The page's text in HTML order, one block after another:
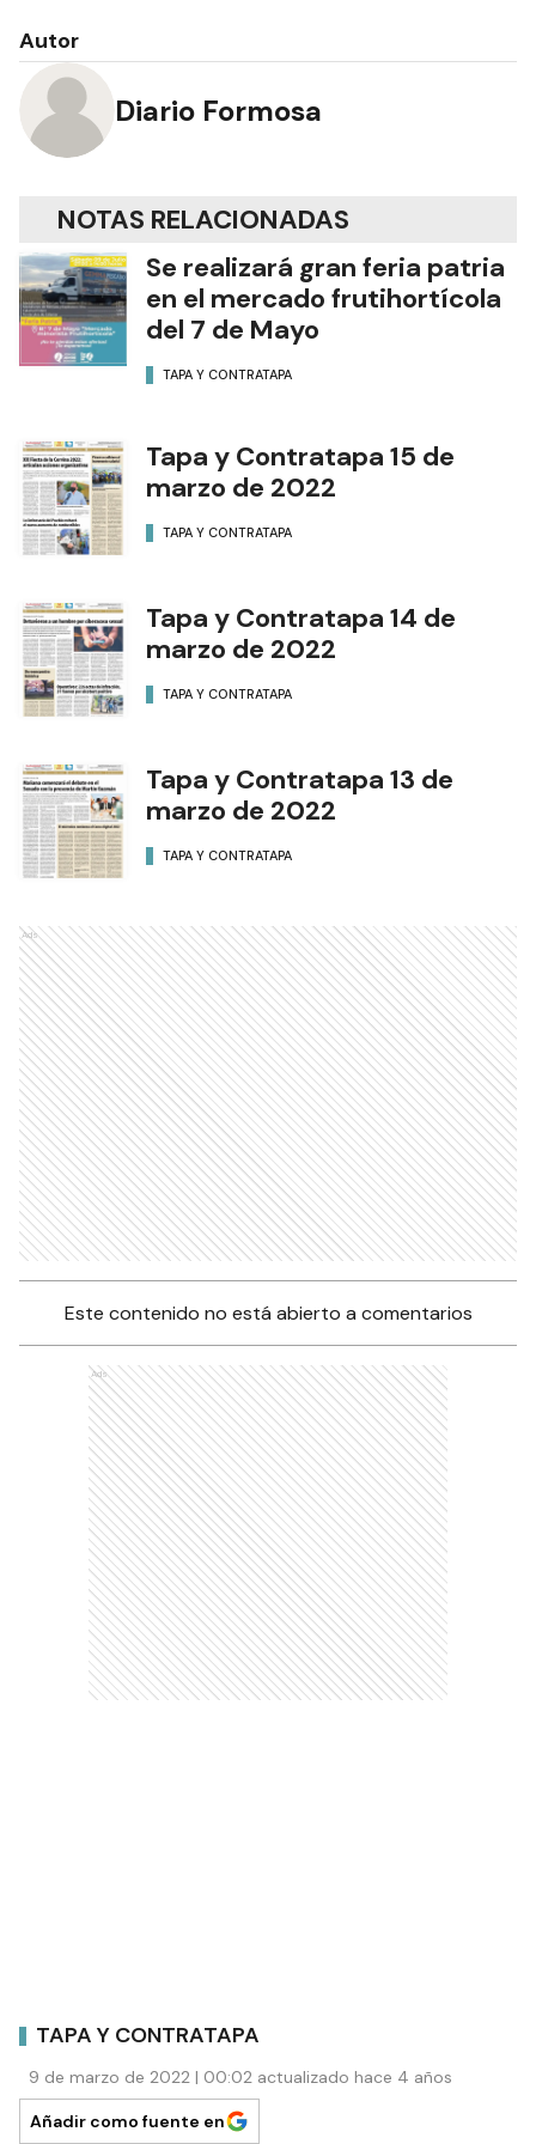
Autor
Diario Formosa
NOTAS RELACIONADAS
Se realizará gran feria patria
en el mercado frutihortícola
del 7 de Mayo
TAPA Y CONTRATAPA
Tapa y Contratapa 15 de
marzo de 2022
TAPA Y CONTRATAPA
Tapa y Contratapa 14 de
marzo de 2022
TAPA Y CONTRATAPA
Tapa y Contratapa 13 de
marzo de 2022
TAPA Y CONTRATAPA
Ads
Este contenido no está abierto a comentarios
Ads
TAPA Y CONTRATAPA
9 de marzo de 2022 | 00:02 actualizado hace 4 años
Añadir como fuente en